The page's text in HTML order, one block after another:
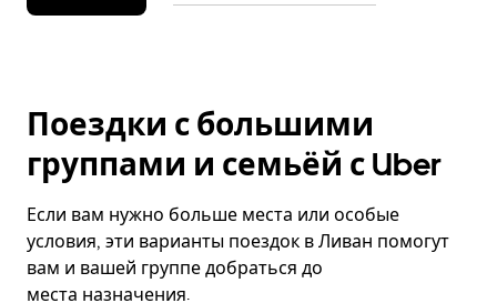
Поездки с большими
группами и семьёй с Uber
Если вам нужно больше места или особые
условия, эти варианты поездок в Ливан помогут
вам и вашей группе добраться до
места назначения.